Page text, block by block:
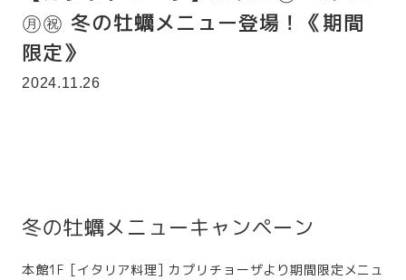
㊊㊗ 冬の牡蠣メニュー登場！《期間
限定》
2024.11.26
冬の牡蠣メニューキャンペーン
本館1F [イタリア料理] カプリチョーザより期間限定メニュ